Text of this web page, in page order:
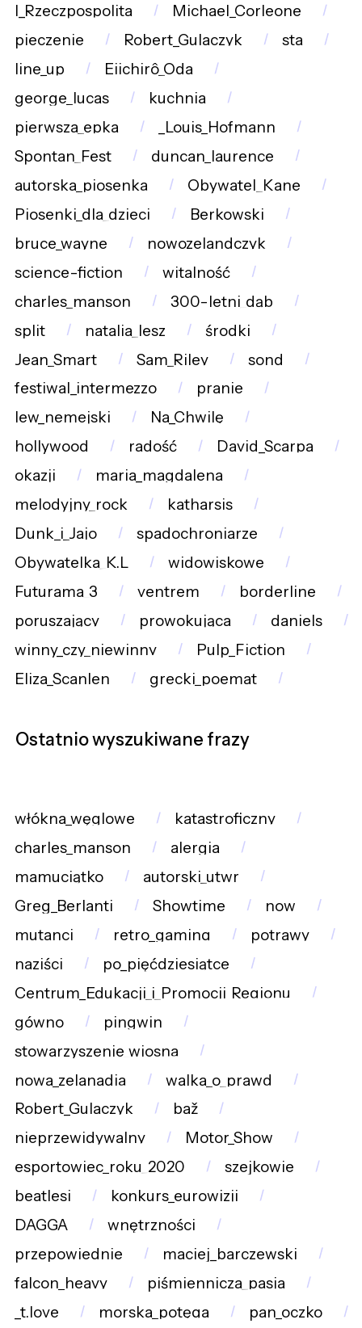
I_Rzeczpospolita
Michael_Corleone
pieczenie
Robert_Gulaczyk
sta
line_up
Eiichirô_Oda
george_lucas
kuchnia
pierwsza_epka
_Louis_Hofmann
Spontan_Fest
duncan_laurence
autorska_piosenka
Obywatel_Kane
Piosenki_dla_dzieci
Berkowski
bruce_wayne
nowozelandczyk
science-fiction
witalność
charles_manson
300-letni_dąb
split
natalia_lesz
środki
Jean_Smart
Sam_Riley
sond
festiwal_intermezzo
pranie
lew_nemejski
Na_Chwilę
hollywood
radość
David_Scarpa
okazji
maria_magdalena
melodyjny_rock
katharsis
Dunk_i_Jajo
spadochroniarze
Obywatelka_K.L
widowiskowe
Futurama_3
ventrem
borderline
poruszający
prowokująca
daniels
winny_czy_niewinny
Pulp_Fiction
Eliza_Scanlen
grecki_poemat
Ostatnio wyszukiwane frazy
włókna_węglowe
katastroficzny
charles_manson
alergia
mamuciątko
autorski_utwr
Greg_Berlanti
Showtime
now
mutanci
retro_gaming
potrawy
naziści
po_pięćdziesiątce
Centrum_Edukacji_i_Promocji_Regionu
gówno
pingwin
stowarzyszenie_wiosna
nowa_zelanadia
walka_o_prawd
Robert_Gulaczyk
baž
nieprzewidywalny
Motor_Show
esportowiec_roku_2020
szejkowie
beatlesi
konkurs_eurowizji
DAGGA
wnętrzności
przepowiednie
maciej_barczewski
falcon_heavy
piśmiennicza_pasja
_t.love
morska_potęga
pan_oczko